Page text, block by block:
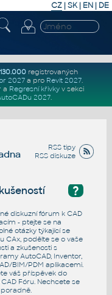
CZ | SK| EN | DE
registrovaných
2027a pro Revit 2027.
a Regresní křivkyv sekci
2027.
RSS tipy
RSS diskuze
?
diskuzní fórum k CAD
- ptejte se na
otázky týkající se
CAx, podělte se o vaše
a zkušenosti s
AutoCAD, Inventor,
BIM/PDM aplikacemi.
váš příspěvek do
CAD Fóru. Nechcete se
.